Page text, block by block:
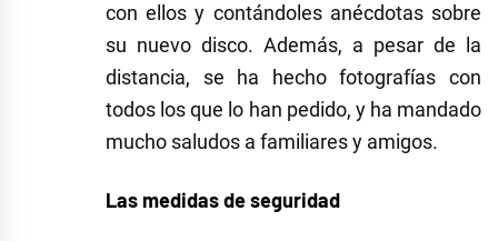
con ellos y contándoles anécdotas sobre
su nuevo disco. Además, a pesar de la
distancia, se ha hecho fotografías con
todos los que lo han pedido, y ha mandado
mucho saludos a familiares y amigos.
Las medidas de seguridad